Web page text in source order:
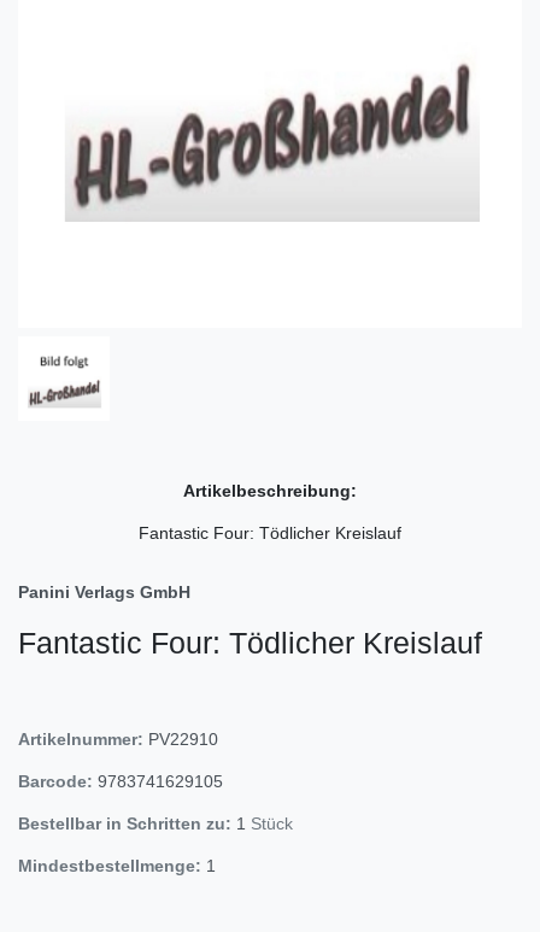
Artikelbeschreibung:
Fantastic Four: Tödlicher Kreislauf
Panini Verlags GmbH
Fantastic Four: Tödlicher Kreislauf
Artikelnummer: PV22910
Barcode: 9783741629105
Bestellbar in Schritten zu: 1 Stück
Mindestbestellmenge: 1